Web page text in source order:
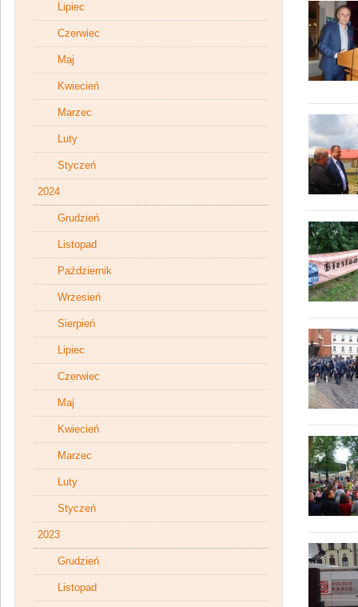
Lipiec
Czerwiec
Maj
Kwiecień
Marzec
Luty
Styczeń
2024
Grudzień
Listopad
Październik
Wrzesień
Sierpień
Lipiec
Czerwiec
Maj
Kwiecień
Marzec
Luty
Styczeń
2023
Grudzień
Listopad